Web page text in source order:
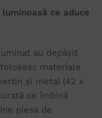
ce aduce
au depășit
materiale
și metal (42 x
ce îmbină
piesa de